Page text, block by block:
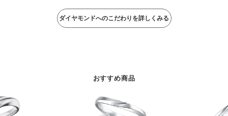
ダイヤモンドへのこだわりを詳しくみる
おすすめ商品